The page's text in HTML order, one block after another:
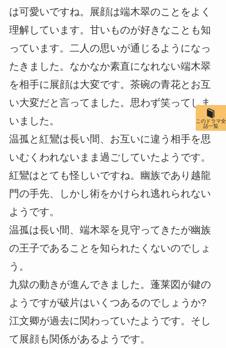
は可愛いですね。展顔は端木翠のことをよく
理解しています。甘いものが好きなことも知
っています。二人の思いが通じるようになっ
たきました。なかなか素直になれない端木翠
を相手に展顔は大変です。茶碗の青花とお互
い大変だと言ってました。思わず笑ってしま
いました。
温孤と紅鸞は長い間、お互いに違う相手を思
いむくわれないまま過ごしていたようです。
紅鸞はとても怪しいですね。幽族であり越龍
門の手先、しかし術をかけられ逃れられない
ようです。
温孤は長い間、端木翠を見守ってきたが幽族
の王子であることを知られたくないのでしょ
う。
九獄の動きが進んできました。蓬莱図が鍵の
ようですが破片はいくつあるのでしょうか?
江文卿が過去に関わっていたようです。そし
て展顔も関係があるようです。
このドラマ全
話一覧